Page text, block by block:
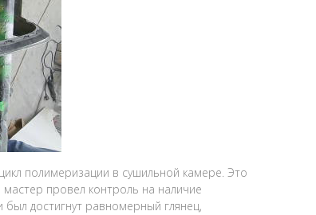
полимеризации в сушильной камере. Это
провел контроль на наличие
достигнут равномерный глянец,